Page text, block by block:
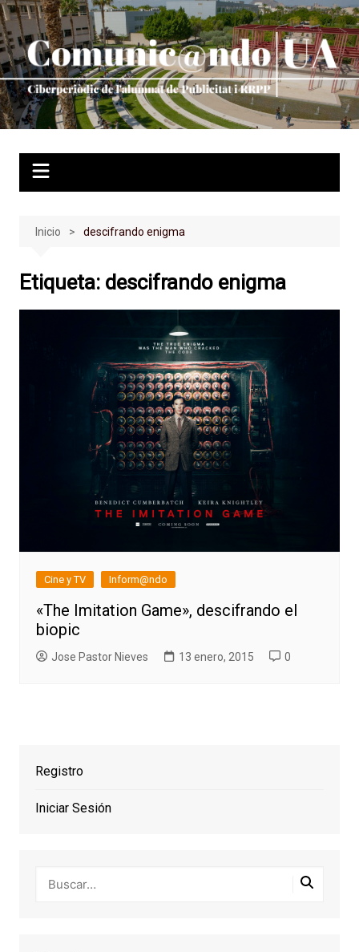
Saltar
al
contenido
Inicio descifrando enigma
Etiqueta: descifrando enigma
Cine y TV Inform@ndo
«The Imitation Game», descifrando el
biopic
Jose Pastor Nieves 13 enero, 2015 0
Registro
Iniciar Sesión